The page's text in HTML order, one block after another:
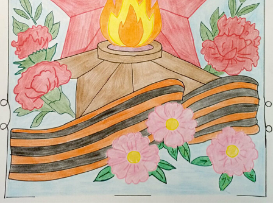
от 15 до 18 лет
Сортировать по результату:
Голосование жюри
Голосования зрителей
131
1 116
3